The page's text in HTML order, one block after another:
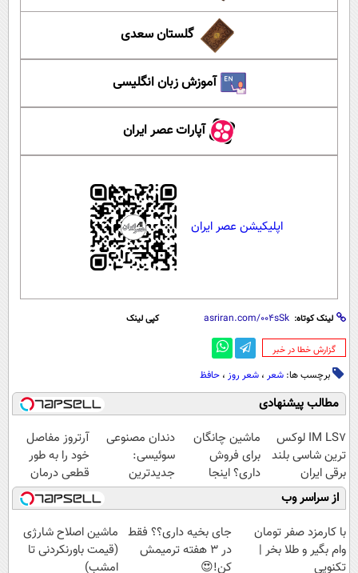
گلستان سعدی
آموزش زبان انگلیسی
آپارات عصر ایران
اپلیکیشن عصر ایران
لینک کوتاه: کپی لینک
‌گزارش خطا در خبر
برچسب ها: شعر ، شعر روز ، حافظ
مطالب پیشنهادی
IM LS7 لوکس
ترین شاسی بلند
برقی ایران
ماشین چانگان
برای فروش
داری؟ اینجا
سریع بفروشش
دندان مصنوعی
سوئیسی:
جدیدترین
فناوری اروپا،
سبک و مقاوم |
پرداخت قسطی
آرتروز مفاصل
خود را به طور
قطعی درمان
کنید!
◗پرسش‌نامه◖
از سراسر وب
با کارمزد صفر تومان
وام بگیر و طلا بخر |
تکنوپی
جای بخیه داری؟؟ فقط
در 3 هفته ترمیمش
کن!😍
ماشین اصلاح شارژی
(قیمت باورنکردنی تا
امشب)